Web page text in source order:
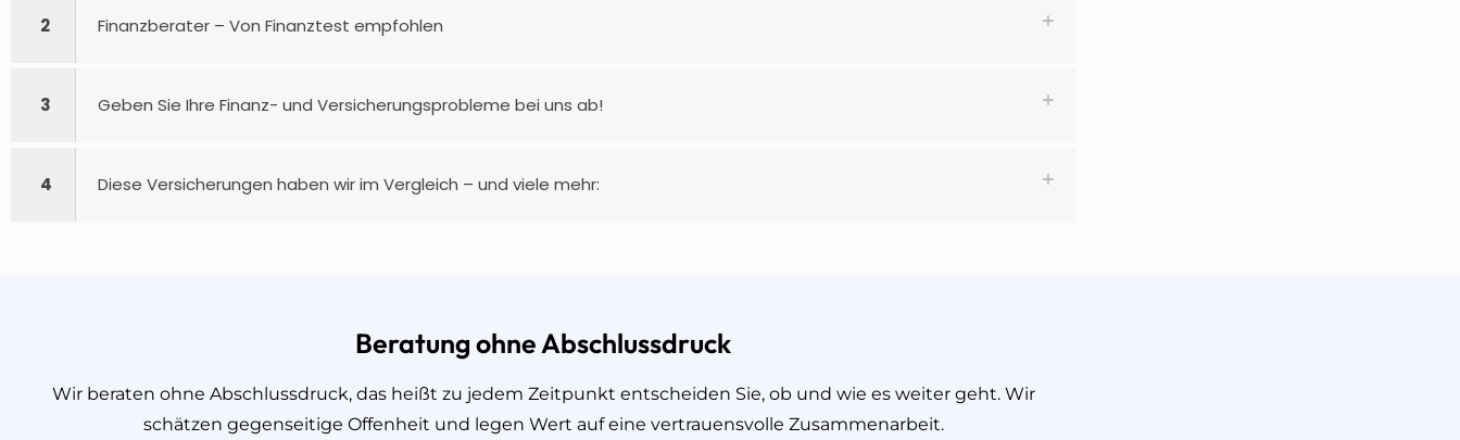
2 Finanzberater – Von Finanztest empfohlen
3 Geben Sie Ihre Finanz- und Versicherungsprobleme bei uns ab!
4 Diese Versicherungen haben wir im Vergleich – und viele mehr:
Beratung ohne Abschlussdruck
Wir beraten ohne Abschlussdruck, das heißt zu jedem Zeitpunkt entscheiden Sie, ob und wie es weiter geht. Wir
schätzen gegenseitige Offenheit und legen Wert auf eine vertrauensvolle Zusammenarbeit.